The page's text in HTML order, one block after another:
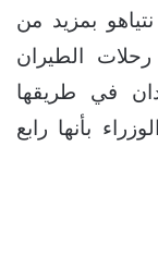
بمزيد من
الطيران
في طريقها
بأنها رابع